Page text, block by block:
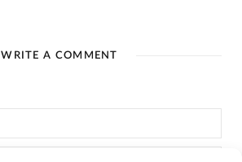
WRITE A COMMENT